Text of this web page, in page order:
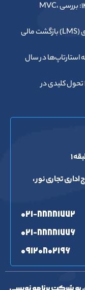
بهترین معماری طراحی اپلیکیشن در سال ۱۴۰۴: بررسی MVC،
چرا سرمایه‌گذاری روی سیستم مدیریت یادگیری (LMS) بازگشت مالی
استارتاپ‌ها در سال
ارزیابی عملکرد کارکنان با هوش مصنوعی و ۱۰ تحول کلیدی در
۱
اداری تجاری نور ،
۰۲۱-۸۸۸۸۱۷۷۲
۰۲۱-۸۸۸۸۱۷۷۶
۰۹۱۲۰۸۰۲۱۹۶